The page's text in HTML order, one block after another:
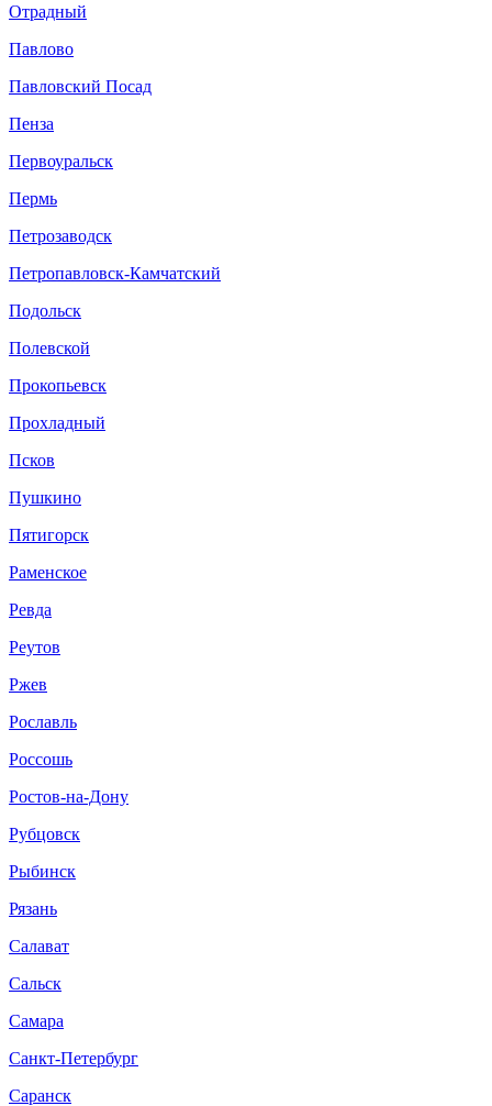
Отрадный
Павлово
Павловский Посад
Пенза
Первоуральск
Пермь
Петрозаводск
Петропавловск-Камчатский
Подольск
Полевской
Прокопьевск
Прохладный
Псков
Пушкино
Пятигорск
Раменское
Ревда
Реутов
Ржев
Рославль
Россошь
Ростов-на-Дону
Рубцовск
Рыбинск
Рязань
Салават
Сальск
Самара
Санкт-Петербург
Саранск